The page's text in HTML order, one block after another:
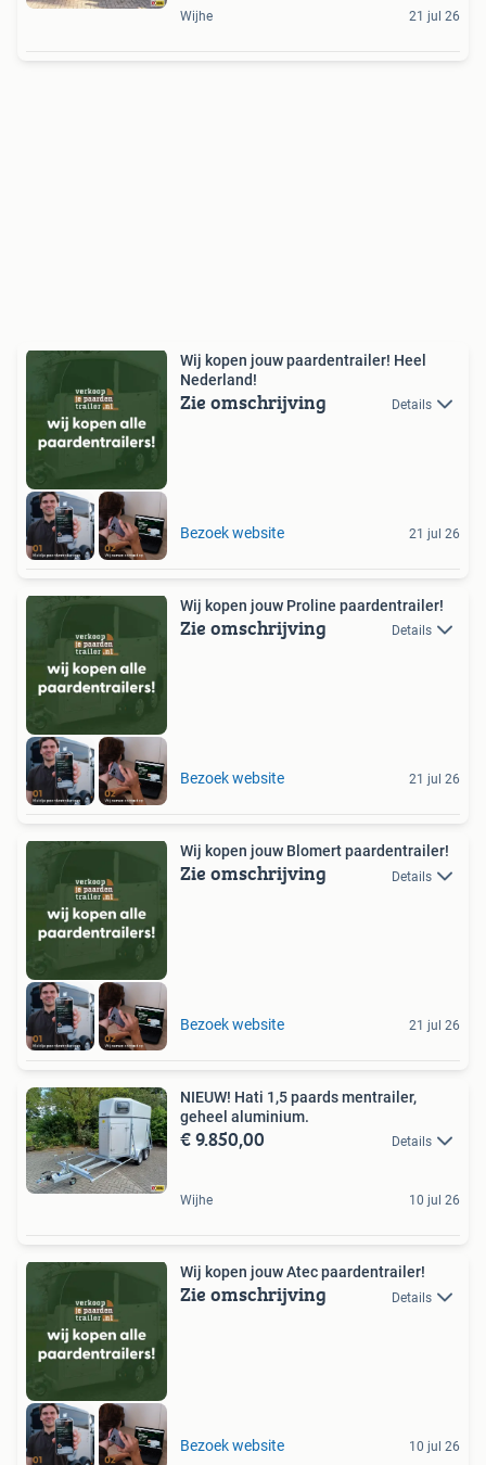
Wijhe 21 jul 26
Wij kopen jouw paardentrailer! Heel
Nederland!
Zie omschrijving Details
Bezoek website 21 jul 26
Wij kopen jouw Proline paardentrailer!
Zie omschrijving Details
Bezoek website 21 jul 26
Wij kopen jouw Blomert paardentrailer!
Zie omschrijving Details
Bezoek website 21 jul 26
NIEUW! Hati 1,5 paards mentrailer,
geheel aluminium.
€ 9.850,00 Details
Wijhe 10 jul 26
Wij kopen jouw Atec paardentrailer!
Zie omschrijving Details
Bezoek website 10 jul 26